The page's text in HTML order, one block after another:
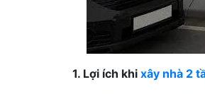
1. Lợi ích khi xây nhà 2